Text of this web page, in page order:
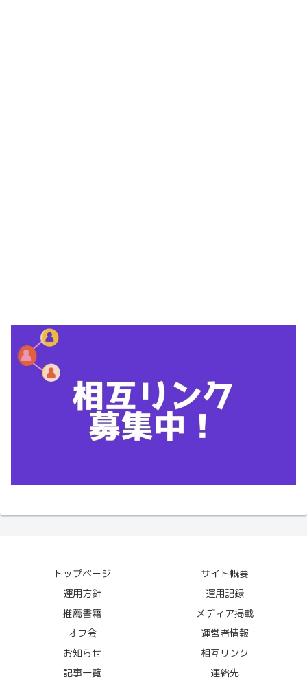
トップページ
サイト概要
運用方針
運用記録
推薦書籍
メディア掲載
オフ会
運営者情報
お知らせ
相互リンク
記事一覧
連絡先